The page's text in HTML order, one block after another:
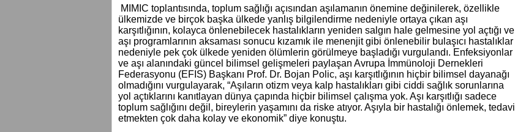
MIMIC toplantısında, toplum sağlığı açısından aşılamanın önemine değinilerek, özellikle
ülkemizde ve birçok başka ülkede yanlış bilgilendirme nedeniyle ortaya çıkan aşı
karşıtlığının, kolayca önlenebilecek hastalıkların yeniden salgın hale gelmesine yol açtığı ve
aşı programlarının aksaması sonucu kızamık ile menenjit gibi önlenebilir bulaşıcı hastalıklar
nedeniyle pek çok ülkede yeniden ölümlerin görülmeye başladığı vurgulandı. Enfeksiyonlar
ve aşı alanındaki güncel bilimsel gelişmeleri paylaşan Avrupa İmmünoloji Dernekleri
Federasyonu (EFIS) Başkanı Prof. Dr. Bojan Polic, aşı karşıtlığının hiçbir bilimsel dayanağı
olmadığını vurgulayarak, “Aşıların otizm veya kalp hastalıkları gibi ciddi sağlık sorunlarına
yol açtıklarını kanıtlayan dünya çapında hiçbir bilimsel çalışma yok. Aşı karşıtlığı sadece
toplum sağlığını değil, bireylerin yaşamını da riske atıyor. Aşıyla bir hastalığı önlemek, tedavi
etmekten çok daha kolay ve ekonomik” diye konuştu.